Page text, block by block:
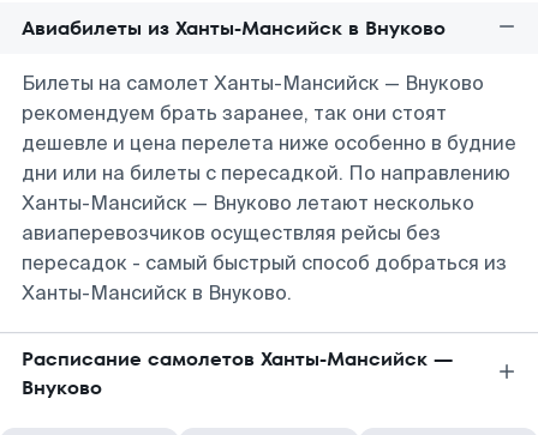
Авиабилеты из Ханты-Мансийск в Внуково
Билеты на самолет Ханты-Мансийск — Внуково
рекомендуем брать заранее, так они стоят
дешевле и цена перелета ниже особенно в будние
дни или на билеты с пересадкой. По направлению
Ханты-Мансийск — Внуково летают несколько
авиаперевозчиков осуществляя рейсы без
пересадок - самый быстрый способ добраться из
Ханты-Мансийск в Внуково.
Расписание самолетов Ханты-Мансийск —
Внуково